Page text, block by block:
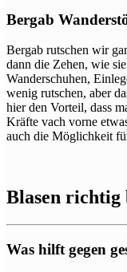
Bergab
Bergab rutschen wir
dann die Zehen, wie
Wanderschuhen,
wenig rutschen, aber
hier den Vorteil, dass
Kräfte vach vorne
auch die Möglichkeit
Blasen richtig
Was hilft gegen